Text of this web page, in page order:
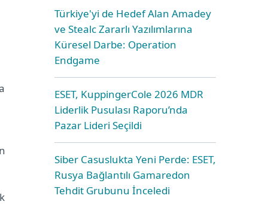
Türkiye'yi de Hedef Alan Amadey
ve Stealc Zararlı Yazılımlarına
Küresel Darbe: Operation
Endgame
ESET, KuppingerCole 2026 MDR
Liderlik Pusulası Raporu’nda
Pazar Lideri Seçildi
Siber Casuslukta Yeni Perde: ESET,
Rusya Bağlantılı Gamaredon
Tehdit Grubunu İnceledi